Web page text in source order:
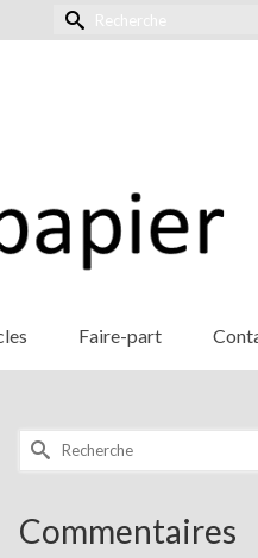
Rechercher :
Faire-part
Rechercher :
Commentaires